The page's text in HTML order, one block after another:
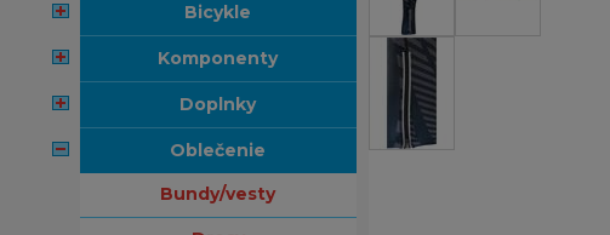
bicykle
komponenty
doplnky
oblečenie
bundy/vesty